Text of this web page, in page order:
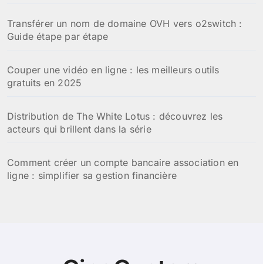
Transférer un nom de domaine OVH vers o2switch :
Guide étape par étape
Couper une vidéo en ligne : les meilleurs outils
gratuits en 2025
Distribution de The White Lotus : découvrez les
acteurs qui brillent dans la série
Comment créer un compte bancaire association en
ligne : simplifier sa gestion financière